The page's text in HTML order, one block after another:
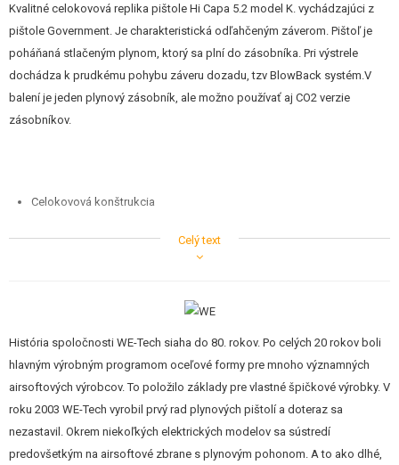
Kvalitné celokovová replika pištole Hi Capa 5.2 model K. vychádzajúci z
pištole Government. Je charakteristická odľahčeným záverom. Pištoľ je
poháňaná stlačeným plynom, ktorý sa plní do zásobníka. Pri výstrele
dochádza k prudkému pohybu záveru dozadu, tzv BlowBack systém.V
balení je jeden plynový zásobník, ale možno používať aj CO2 verzie
zásobníkov.
Celokovová konštrukcia
Reálna rozborka
Kvalitné spracovanie vrátane drobných detailov.
20mm montáž pre taktické doplnky.
Grafitovo sivá povrchová úprava.
Celý text
História spoločnosti WE-Tech siaha do 80. rokov. Po celých 20 rokov boli
hlavným výrobným programom oceľové formy pre mnoho významných
airsoftových výrobcov. To položilo základy pre vlastné špičkové výrobky. V
roku 2003 WE-Tech vyrobil prvý rad plynových pištolí a doteraz sa
nezastavil. Okrem niekoľkých elektrických modelov sa sústredí
predovšetkým na airsoftové zbrane s plynovým pohonom. A to ako dlhé,